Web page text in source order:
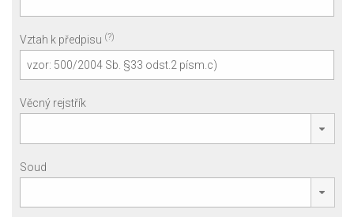
Vztah k předpisu (?)
Věcný rejstřík
Soud